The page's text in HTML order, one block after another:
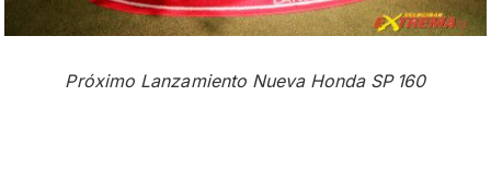
Próximo Lanzamiento Nueva Honda SP 160